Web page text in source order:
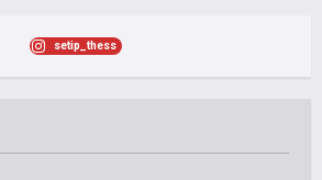
setip_thess